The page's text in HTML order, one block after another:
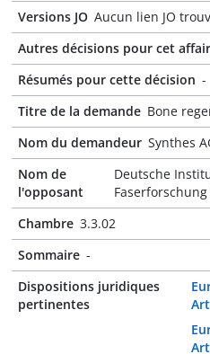
Versions JO Aucun lien JO
Autres décisions pour cet
Résumés pour cette décision -
Titre de la demande Bone
Nom du demandeur Synthes
Nom de
l'opposant
Deutsche
Chambre 3.3.02
Sommaire -
Dispositions juridiques
pertinentes